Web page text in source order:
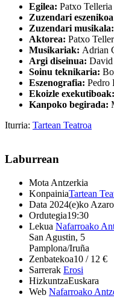
Egilea: Patxo Telleria
Zuzendari
Zuzendari musikala:
Aktorea: Patxo
Musikariak: Adrian
Argi diseinua:
Soinu teknikaria:
Eszenografia: Pedro
Ekoizle exekutiboak:
Kanpoko begirada:
Iturria: Tartean Teatroa
Laburrean
Mota Antzerkia
KonpainiaTartean
Data 2024(e)ko
Ordutegia19:30
Lekua Nafarroako
San Agustin, 5
Pamplona/Iruña
Zenbatekoa10 / 12 €
Sarrerak Erosi
HizkuntzaEuskara
Web Nafarroako